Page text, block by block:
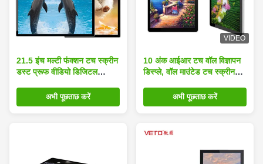
21.5 इंच मल्टी फंक्शन टच स्क्रीन
डस्ट प्रूफ वीडियो डिजिटल
अभी पूछताछ करें
VIDEO
10 अंक आईआर टच वॉल विज्ञापन
डिस्प्ले, वॉल माउंटेड टच स्क्रीन
अभी पूछताछ करें